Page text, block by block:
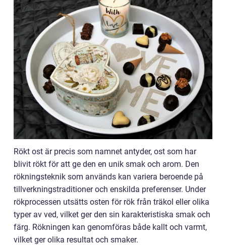
Rökt ost är precis som namnet antyder, ost som har
blivit rökt för att ge den en unik smak och arom. Den
rökningsteknik som används kan variera beroende på
tillverkningstraditioner och enskilda preferenser. Under
rökprocessen utsätts osten för rök från träkol eller olika
typer av ved, vilket ger den sin karakteristiska smak och
färg. Rökningen kan genomföras både kallt och varmt,
vilket ger olika resultat och smaker.